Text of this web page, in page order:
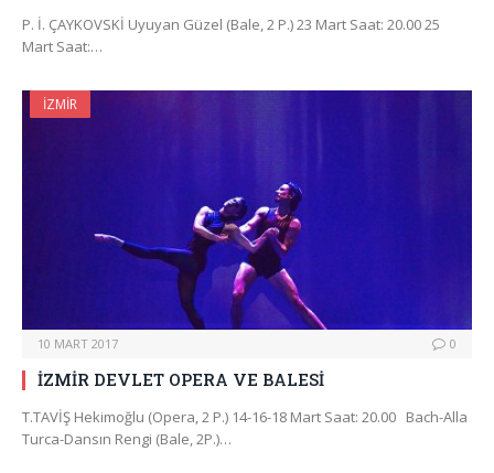
P. İ. ÇAYKOVSKİ Uyuyan Güzel (Bale, 2 P.) 23 Mart Saat: 20.00 25
Mart Saat:…
İZMIR
10 MART 2017 0
İZMİR DEVLET OPERA VE BALESİ
T.TAVİŞ Hekimoğlu (Opera, 2 P.) 14-16-18 Mart Saat: 20.00 Bach-Alla
Turca-Dansın Rengi (Bale, 2P.)…